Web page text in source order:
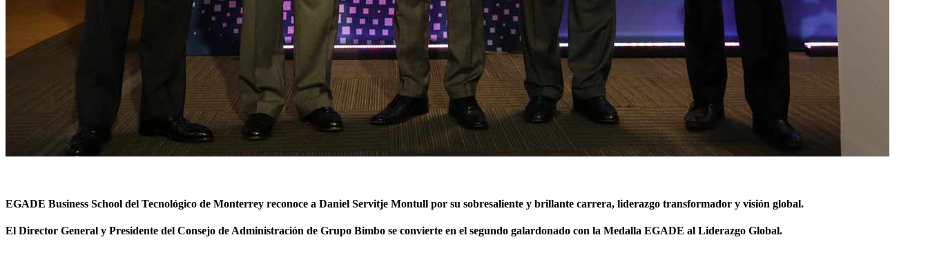
EGADE Business School del Tecnológico de Monterrey reconoce a Daniel Servitje Montull por su sobresaliente y brillante carrera, liderazgo transformador y visión global.
El Director General y Presidente del Consejo de Administración de Grupo Bimbo se convierte en el segundo galardonado con la Medalla EGADE al Liderazgo Global.